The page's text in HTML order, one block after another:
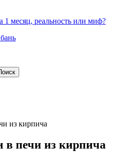
1 месяц, реальность или миф?
из кирпича
в печи из кирпича